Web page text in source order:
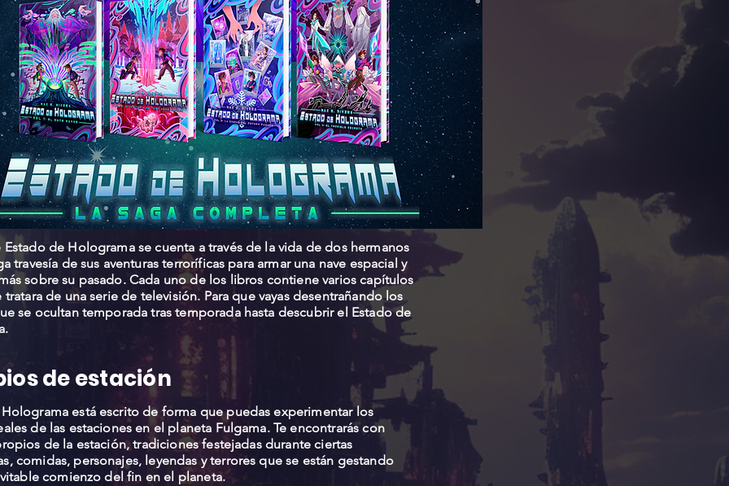
Estado de Holograma se cuenta a través de la vida de dos hermanos
travesía de sus aventuras terroríficas para armar una nave espacial y
sobre su pasado. Cada uno de los libros contiene varios capítulos
tratara de una serie de televisión. Para que vayas desentrañando los
se ocultan temporada tras temporada hasta descubrir el Estado de
de estación
está escrito de forma que puedas experimentar los
de las estaciones en el planeta Fulgama. Te encontrarás con
de la estación, tradiciones festejadas durante ciertas
comidas, personajes, leyendas y terrores que se están gestando
comienzo del fin en el planeta.